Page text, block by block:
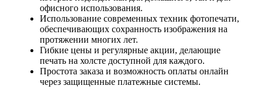
офисного использования.
Использование современных техник фотопечати,
обеспечивающих сохранность изображения на
протяжении многих лет.
Гибкие цены и регулярные акции, делающие
печать на холсте доступной для каждого.
Простота заказа и возможность оплаты онлайн
через защищенные платежные системы.